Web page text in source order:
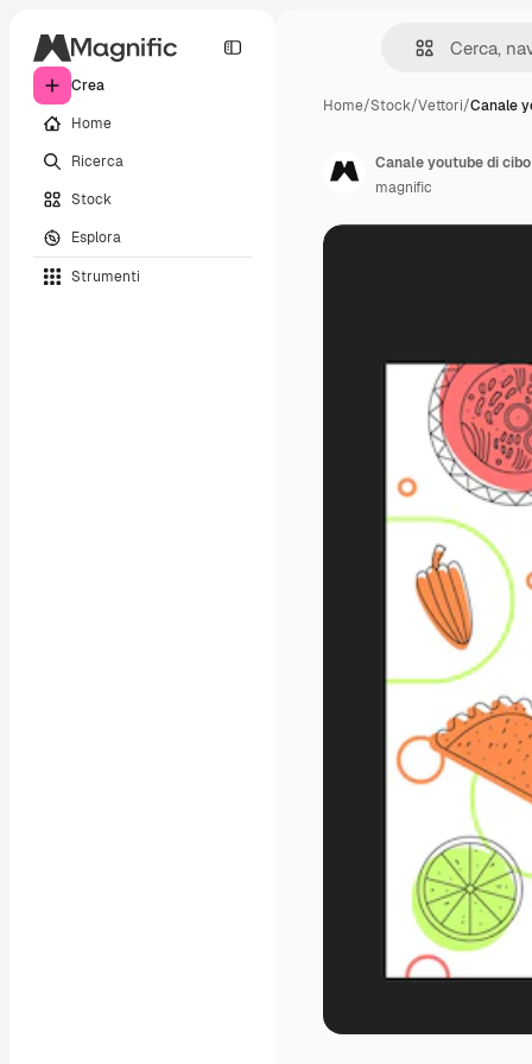
Crea
Home
Ricerca
Stock
Esplora
Strumenti
Home/Stock/Vettori/Canale
Canale youtube di
magnific